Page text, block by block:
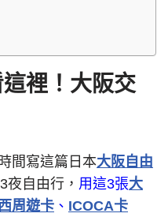
裡！大阪交
間寫這篇日本大阪自由
夜自由行， 用這3張大
周遊卡 、 ICOCA卡